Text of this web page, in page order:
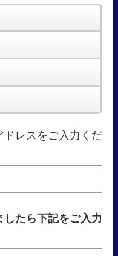
ドレスをご入力くだ
たら下記をご入力